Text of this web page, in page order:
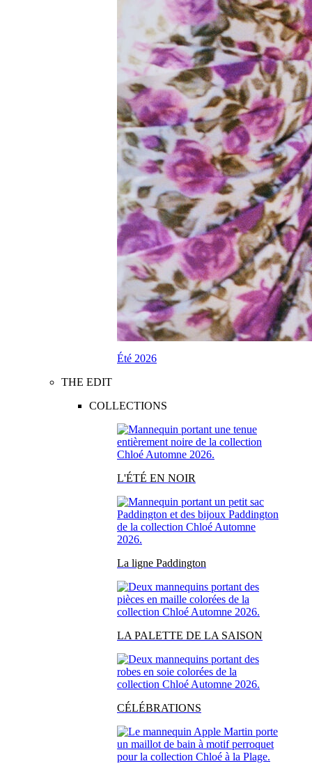
Été 2026
THE EDIT
COLLECTIONS
L'ÉTÉ EN NOIR
La ligne Paddington
LA PALETTE DE LA SAISON
CÉLÉBRATIONS